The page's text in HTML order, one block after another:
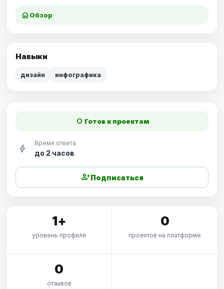
home Обзор
Навыки
дизайн инфографика
fiber_manual_record Готов к проектам
bolt Время ответа
до 2 часов
person_addПодписаться
1+
уровень профиля
0
проектов на платформе
0
отзывов